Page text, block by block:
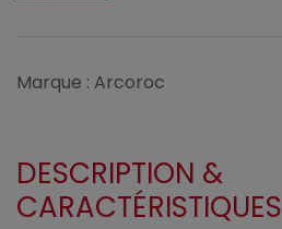
Marque : Arcoroc
DESCRIPTION &